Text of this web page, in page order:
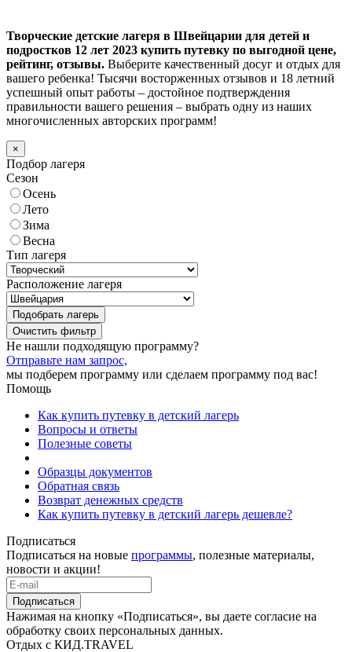
Творческие детские лагеря в Швейцарии для детей и
подростков 12 лет 2023 купить путевку по выгодной цене,
рейтинг, отзывы. Выберите качественный досуг и отдых для
вашего ребенка! Тысячи восторженных отзывов и 18 летний
успешный опыт работы – достойное подтверждения
правильности вашего решения – выбрать одну из наших
многочисленных авторских программ!
×
Подбор лагеря
Сезон
Осень
Лето
Зима
Весна
Тип лагеря
Расположение лагеря
Подобрать лагерь
Не нашли подходящую программу?
Отправьте нам запрос,
мы подберем программу или сделаем программу под вас!
Помощь
Как купить путевку в детский лагерь
Вопросы и ответы
Полезные советы
Образцы документов
Обратная связь
Возврат денежных средств
Как купить путевку в детский лагерь дешевле?
Подписаться
Подписаться на новые программы, полезные материалы,
новости и акции!
Подписаться
Нажимая на кнопку «Подписаться», вы даете согласие на
обработку своих персональных данных.
Отдых с КИД.TRAVEL